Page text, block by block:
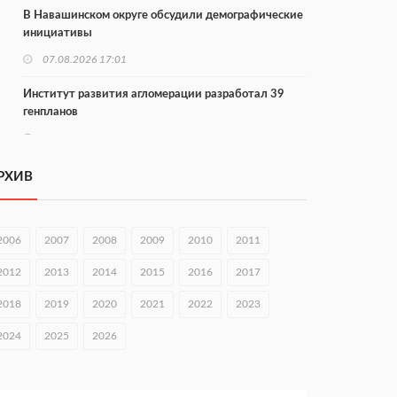
В Навашинском округе обсудили демографические
инициативы
07.08.2026 17:01
Институт развития агломерации разработал 39
генпланов
С 8 августа изменят схему движения на въезде в
оперштаба
В Чкаловске спустили на воду «Метеор-120Р»
2007 2008 2009 2010 2011
2013 2014 2015 2016 2017
2019 2020 2021 2022 2023
2025 2026